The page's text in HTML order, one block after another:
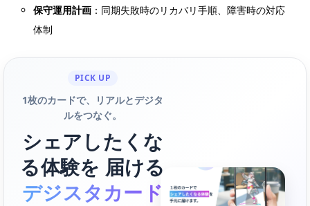
保守運用計画 ：同期失敗時のリカバリ手順、障害時の対応
体制
PICK UP
1枚のカードで、リアルとデジタ
ルをつなぐ。
シェアしたくな
る体験を 届ける
デジスタカード